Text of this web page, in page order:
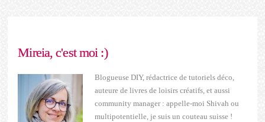
Mireia, c'est moi :)
Blogueuse DIY, rédactrice de tutoriels déco,
auteure de livres de loisirs créatifs, et aussi
community manager : appelle-moi Shivah ou
multipotentielle, je suis un couteau suisse !